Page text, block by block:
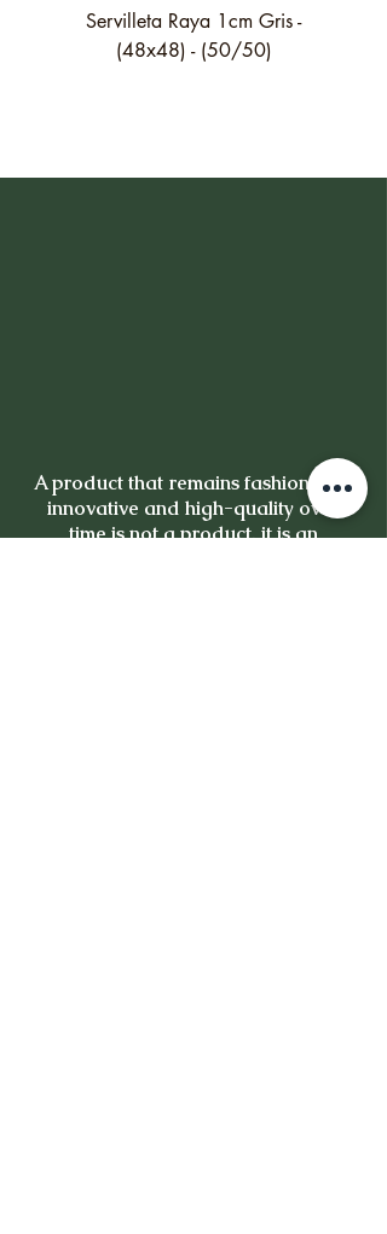
Servilleta Raya 1cm Gris -
(48x48) - (50/50)
A product that remains fashionable,
innovative and high-quality over
time is not a product, it is an